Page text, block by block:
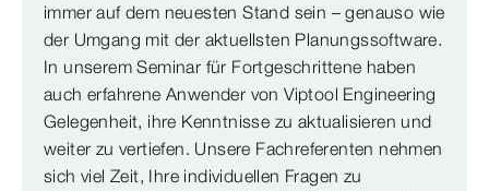
immer auf dem neuesten Stand sein – genauso wie
der Umgang mit der aktuellsten Planungssoftware.
In unserem Seminar für Fortgeschrittene haben
auch erfahrene Anwender von Viptool Engineering
Gelegenheit, ihre Kenntnisse zu aktualisieren und
weiter zu vertiefen. Unsere Fachreferenten nehmen
sich viel Zeit, Ihre individuellen Fragen zu